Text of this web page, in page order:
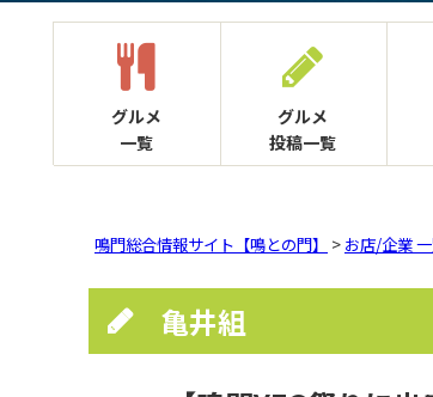
グルメ
一覧
グルメ
投稿一覧
鳴門総合情報サイト【鳴との門】 > お店/企業
亀井組